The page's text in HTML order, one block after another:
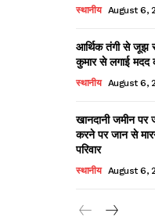
स्थानीय August 6,
आर्थिक तंगी से जूझ
कुमार से लगाई मदद
स्थानीय August 6,
खानदानी जमीन पर
करने पर जान से
परिवार
स्थानीय August 6,